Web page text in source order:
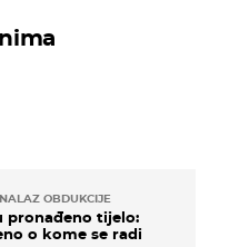
OBDUKCIJE
pronađeno tijelo:
o kome se radi